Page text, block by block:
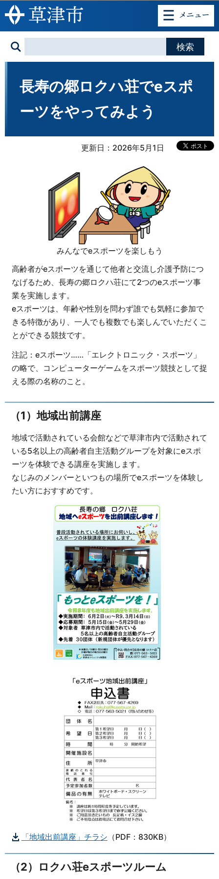
このページの本文へ移動
長寿の郷ロクハ荘でeスポ
ーツをやってみよう
更新日：2026年5月1日
みんなでeスポーツを楽しもう
高齢者がeスポーツを通じて他者と交流し介護予防につ
なげるため、長寿の郷ロクハ荘にて2つのeスポーツ事
業を実施します。
eスポーツは、年齢や性別を問わず誰でも気軽に参加で
きる特徴があり、一人でも複数でも楽しんでいただくこ
とができる競技です。
注記：eスポーツ……「エレクトロニック・スポーツ」
の略で、コンピューターゲームをスポーツ競技として捉
える際の名称のこと。
（1）地域出前講座
地域で活動されている会館などで草津市内で活動されて
いる5名以上の高齢者自主活動グループを対象にeスポ
ーツを体験できる講座を実施します。
なじみのメンバーといつもの場所でeスポーツを体験し
たい方におすすめです。
「地域出前講座」チラシ （PDF：830KB）
（2）ロクハ荘eスポーツルーム